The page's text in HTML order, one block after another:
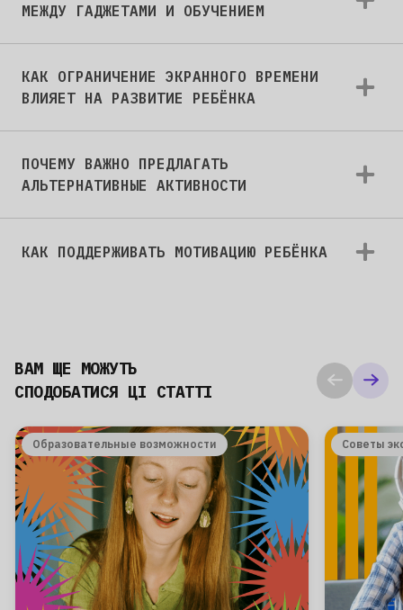
МЕЖДУ ГАДЖЕТАМИ И ОБУЧЕНИЕМ
КАК ОГРАНИЧЕНИЕ ЭКРАННОГО ВРЕМЕНИ
ВЛИЯЕТ НА РАЗВИТИЕ РЕБЁНКА
ПОЧЕМУ ВАЖНО ПРЕДЛАГАТЬ
АЛЬТЕРНАТИВНЫЕ АКТИВНОСТИ
КАК ПОДДЕРЖИВАТЬ МОТИВАЦИЮ РЕБЁНКА
ВАМ ЩЕ МОЖУТЬ
СПОДОБАТИСЯ ЦІ СТАТТІ
Образовательные возможности Советы